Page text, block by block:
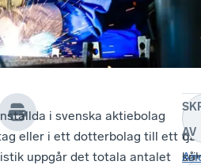
i svenska aktiebolag
eller i ett dotterbolag till ett
uppgår det totala antalet
AV